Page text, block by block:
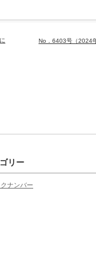
No．6403号（2024
リー
ナンバー